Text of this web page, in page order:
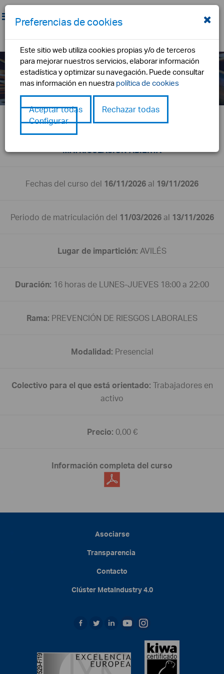
nebosh hse excelencia en liderazgo
de seguridad
inicio formación
nebosh hse excelencia en liderazgo de
PREINSCRIPCIÓN ABIERTA
MATRICULACIÓN ABIERTA
Fechas del curso del 16/11/2026 al 19/11/2026
Periodo de matriculación del 11/03/2026al 13/11/2026
Lugar de impartición: AVILÉS
Duración: 16 horas de LUNES-JUEVES 18:00 a 22:00
Rama: PREVENCIÓN DE RIESGOS LABORALES
Modalidad: Presencial
Colectivo para el que está orientado: Trabajadores en
activo
Precio: 0,00 €
Información completa del curso
Asociarse
Transparencia
Contacto
Clúster MetaIndustry4.0
Preferencias de cookies
Este sitio web utiliza cookies propias y/o de terceros
para mejorar nuestros servicios, elaborar información
estadística y optimizar su navegación. Puede consultar
mas información en nuestra política de cookies
Aceptar todas
Rechazar todas
Configurar